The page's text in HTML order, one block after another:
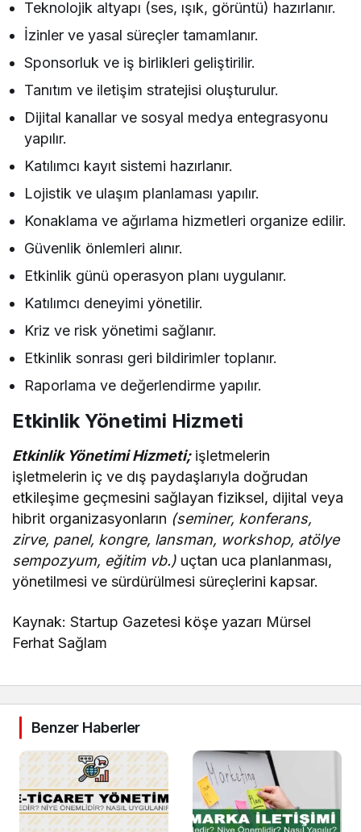
Teknolojik altyapı (ses, ışık, görüntü) hazırlanır.
İzinler ve yasal süreçler tamamlanır.
Sponsorluk ve iş birlikleri geliştirilir.
Tanıtım ve iletişim stratejisi oluşturulur.
Dijital kanallar ve sosyal medya entegrasyonu
yapılır.
Katılımcı kayıt sistemi hazırlanır.
Lojistik ve ulaşım planlaması yapılır.
Konaklama ve ağırlama hizmetleri organize edilir.
Güvenlik önlemleri alınır.
Etkinlik günü operasyon planı uygulanır.
Katılımcı deneyimi yönetilir.
Kriz ve risk yönetimi sağlanır.
Etkinlik sonrası geri bildirimler toplanır.
Raporlama ve değerlendirme yapılır.
Etkinlik Yönetimi Hizmeti
Etkinlik Yönetimi Hizmeti;işletmelerin
işletmelerin iç ve dış paydaşlarıyla doğrudan
etkileşime geçmesini sağlayan fiziksel, dijital veya
hibrit organizasyonların (seminer, konferans,
zirve, panel, kongre, lansman, workshop, atölye
sempozyum, eğitim vb.) uçtan uca planlanması,
yönetilmesi ve sürdürülmesi süreçlerini kapsar.
Kaynak: Startup Gazetesi köşe yazarı Mürsel
Ferhat Sağlam
Benzer Haberler